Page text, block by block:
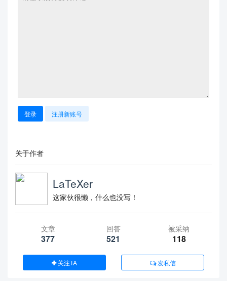
登录 注册新账号
关于作者
LaTeXer
这家伙很懒，什么也没写！
文章
377
回答
521
被采纳
118
关注TA 发私信